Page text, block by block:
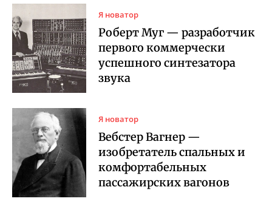
Я новатор
Роберт Муг — разработчик
первого коммерчески
успешного синтезатора
звука
Я новатор
Вебстер Вагнер —
изобретатель спальных и
комфортабельных
пассажирских вагонов